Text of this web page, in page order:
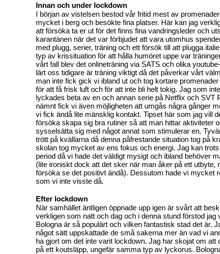
Innan och under lockdown
I början av vistelsen bestod vår fritid mest av
mycket i berg och besökte fina platser. Här kan jag
att försöka ta er ut för det finns fina vandringsleder och
karantänen när det var förbjudet att vara utomhus
med plugg, serier, träning och ett försök till att plugga
typ av krissituation för att hålla humöret uppe var
vårt fall blev det onlineträning via SATS och olika
lärt oss tidigare är träning viktigt då det påverkar vårt
man inte fick gick vi ibland ut och tog kortare
för att få frisk luft och för att inte bli helt tokig. Jag som
lyckades beta av en och annan serie på Netflix och SVT
nämnt fick vi även möjligheten att umgås några gånger
vi fick ändå lite mänsklig kontakt. Tipset här som jag vill
försöka skapa sig bra rutiner så att man hittar aktiviteter
sysselsätta sig med något annat som stimulerar en.
trött på kvällarna då denna påfrestande situation tog på
skolan tog mycket av ens fokus och energi. Jag kan
period då vi hade det väldigt mysigt och ibland behöver
(lite ironiskt dock att det sker när man åker på ett utbyte,
försöka se det positivt ändå). Dessutom hade vi mycket
som vi inte visste då.
Efter lockdown
När samhället äntligen öppnade upp igen är svårt att
verkligen som natt och dag och i denna stund förstod jag
Bologna är så populärt och vilken fantastisk stad det är.
något sätt uppskattade de små sakerna mer än vad vi
ha gjort om det inte varit lockdown. Jag har skojat om att
på ett koutsläpp, ungefär samma typ av lyckorus.